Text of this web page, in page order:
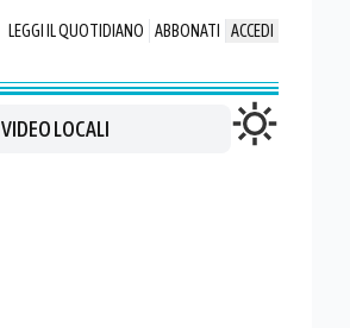
LEGGI IL QUOTIDIANO ABBONATI ACCEDI
VIDEO LOCALI